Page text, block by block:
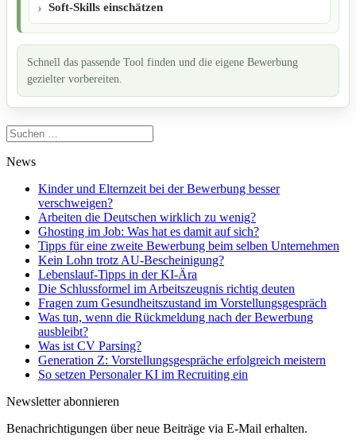
Soft-Skills einschätzen
Schnell das passende Tool finden und die eigene Bewerbung
gezielter vorbereiten.
Suchen
nach:
News
Kinder und Elternzeit bei der Bewerbung besser
verschweigen?
Arbeiten die Deutschen wirklich zu wenig?
Ghosting im Job: Was hat es damit auf sich?
Tipps für eine zweite Bewerbung beim selben Unternehmen
Kein Lohn trotz AU-Bescheinigung?
Lebenslauf-Tipps in der KI-Ära
Die Schlussformel im Arbeitszeugnis richtig deuten
Fragen zum Gesundheitszustand im Vorstellungsgespräch
Was tun, wenn die Rückmeldung nach der Bewerbung
ausbleibt?
Was ist CV Parsing?
Generation Z: Vorstellungsgespräche erfolgreich meistern
So setzen Personaler KI im Recruiting ein
Newsletter abonnieren
Benachrichtigungen über neue Beiträge via E-Mail erhalten.